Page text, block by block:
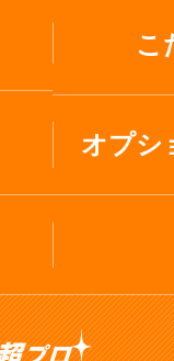
こ
オプシ